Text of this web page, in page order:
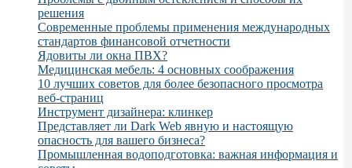
решения
Современные проблемы применения международных
стандартов финансовой отчетности
Ядовиты ли окна ПВХ?
Медицинская мебель: 4 основных соображения
10 лучших советов для более безопасного просмотра
веб-страниц
Инструмент дизайнера: клинкер
Представляет ли Dark Web явную и настоящую
опасность для вашего бизнеса?
Промышленная водоподготовка: важная информация и